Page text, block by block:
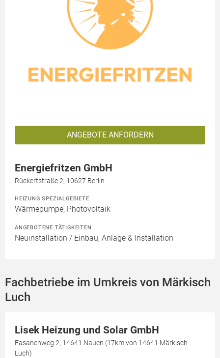
ANGEBOTE ANFORDERN
Energiefritzen GmbH
Rückertstraße 2, 10627 Berlin
HEIZUNG SPEZIALGEBIETE
Wärmepumpe, Photovoltaik
ANGEBOTENE TÄTIGKEITEN
Neuinstallation / Einbau, Anlage & Installation
Fachbetriebe im Umkreis von Märkisch
Luch
Lisek Heizung und Solar GmbH
Fasanenweg 2, 14641 Nauen (17km von 14641 Märkisch
Luch)